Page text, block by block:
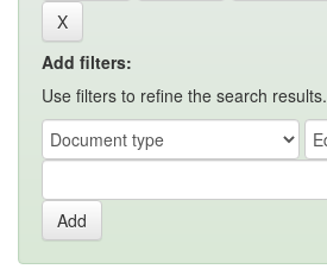
Add filters:
Use filters to refine the search results.